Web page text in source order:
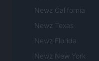
Newz California
Newz Texas
Newz Florida
Newz New York